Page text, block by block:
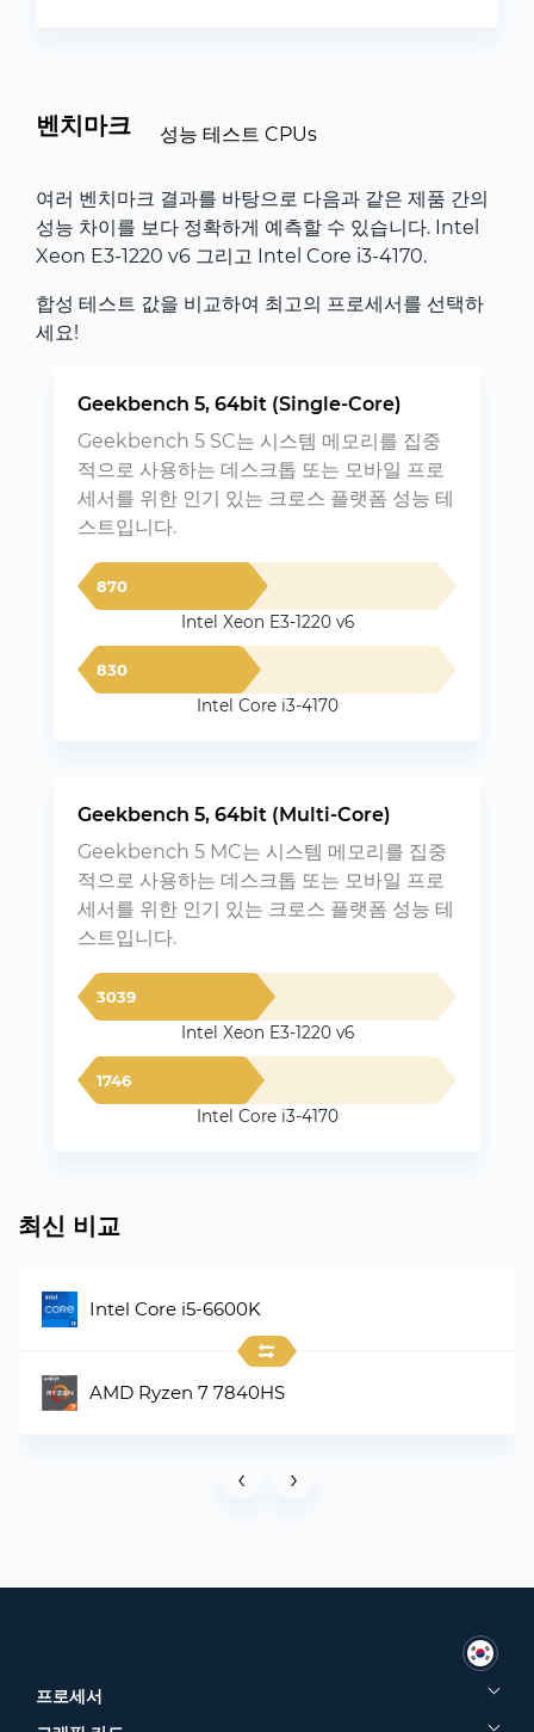
벤치마크 성능 테스트 CPUs
여러 벤치마크 결과를 바탕으로 다음과 같은 제품 간의
성능 차이를 보다 정확하게 예측할 수 있습니다. Intel
Xeon E3-1220 v6 그리고 Intel Core i3-4170.
합성 테스트 값을 비교하여 최고의 프로세서를 선택하
세요!
Geekbench 5, 64bit (Single-Core)
Geekbench 5 SC는 시스템 메모리를 집중
적으로 사용하는 데스크톱 또는 모바일 프로
세서를 위한 인기 있는 크로스 플랫폼 성능 테
스트입니다.
870
Intel Xeon E3-1220 v6
830
Intel Core i3-4170
Geekbench 5, 64bit (Multi-Core)
Geekbench 5 MC는 시스템 메모리를 집중
적으로 사용하는 데스크톱 또는 모바일 프로
세서를 위한 인기 있는 크로스 플랫폼 성능 테
스트입니다.
3039
Intel Xeon E3-1220 v6
1746
Intel Core i3-4170
최신 비교
Intel Core i5-6600K
AMD Ryzen 7 7840HS
‹ ›
프로세서